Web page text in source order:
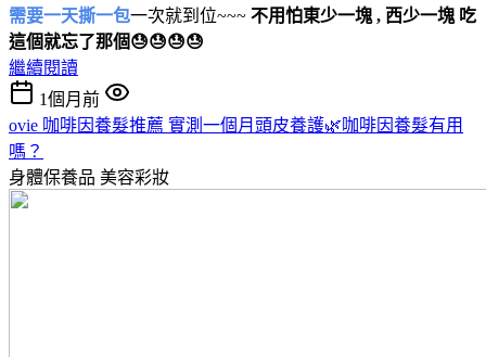
需要一天撕一包一次就到位~~~ 不用怕東少一塊 , 西少一塊 吃
這個就忘了那個😓😓😓😓
繼續閱讀
1個月前
ovie 咖啡因養髮推薦 實測一個月頭皮養護🌿咖啡因養髮有用
嗎？
身體保養品 美容彩妝